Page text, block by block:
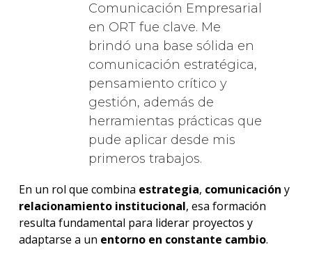
Comunicación Empresarial
en ORT fue clave. Me
brindó una base sólida en
comunicación estratégica,
pensamiento crítico y
gestión, además de
herramientas prácticas que
pude aplicar desde mis
primeros trabajos.
En un rol que combina estrategia, comunicación y
relacionamiento institucional, esa formación
resulta fundamental para liderar proyectos y
adaptarse a un entorno en constante cambio.